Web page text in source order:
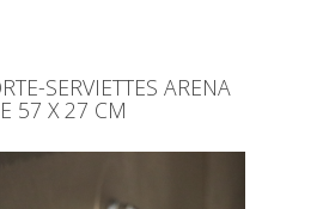
SERVIETTES ARENA
57 X 27 CM